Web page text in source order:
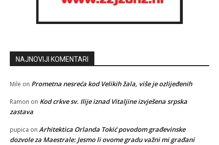
NAJNOVIJI KOMENTARI
Mile on Prometna nesreća kod Velikih žala, više je ozlijeđenih
Ramon on Kod crkve sv. Ilije iznad Vitaljine izvješena srpska
zastava
pupica on Arhitektica Orlanda Tokić povodom građevinske
dozvole za Maestrale: Jesmo li ovome gradu važni mi građani